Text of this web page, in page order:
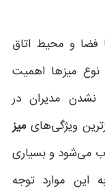
فضا و محیط اتاق
نوع میزها اهمیت
نشدن مدیران در
ویژگی‌هایمیز
می‌شود و بسیاری
این موارد توجه
و زیبنده